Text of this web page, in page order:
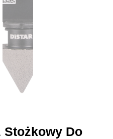
Stożkowy Do